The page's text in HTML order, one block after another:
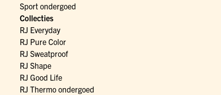
Sport ondergoed
Collecties
RJ Everyday
RJ Pure Color
RJ Sweatproof
RJ Shape
RJ Good Life
RJ Thermo ondergoed